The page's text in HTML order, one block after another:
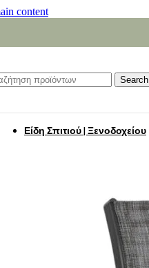
content
Search
Είδη Σπιτιού | Ξενοδοχείου